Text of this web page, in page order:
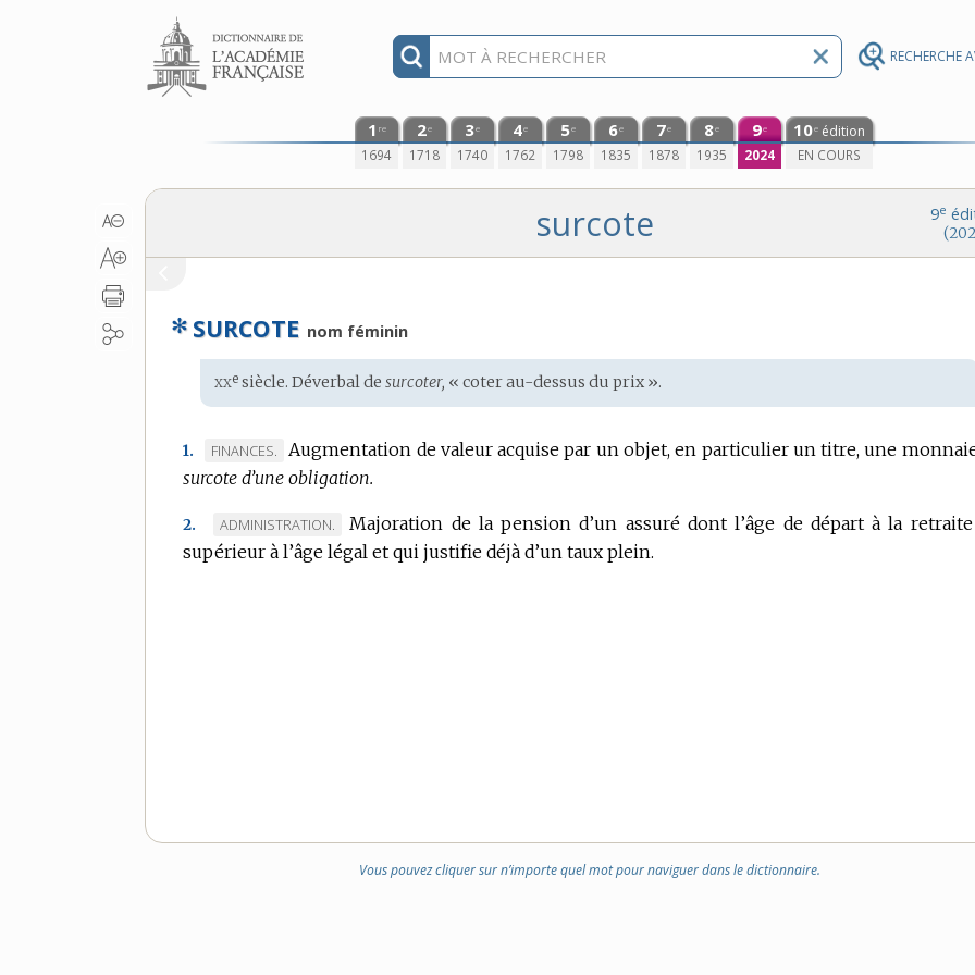
RECHERCHE
Aller au contenu
1 re
1694
2e
1718
3e
1740
4e
1762
5e
1798
6e
1835
7e
1878
8e
1935
9e
2024
10e édition
EN COURS
9e
surcote
✻ SURCOTE nom féminin
Étymologie
:
xxe siècle. Déverbal desurcoter, « coter au-dessus du prix ».
1.
MARQUE
DE
FINANCES. Augmentation de valeur acquise par un objet, en particulier un titre, une
surcote d’une obligation.
2.
MARQUE
DE
ADMINISTRATION.
Majoration de la pension d’un assuré dont l’âge de départ à la
supérieur à l’âge légal et qui justifie déjà d’un taux plein.
Vous pouvez cliquer sur n’importe quel mot pour naviguer dans le dictionnaire.